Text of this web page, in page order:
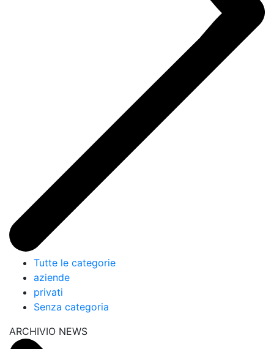
Tutte le categorie
aziende
privati
Senza categoria
ARCHIVIO NEWS